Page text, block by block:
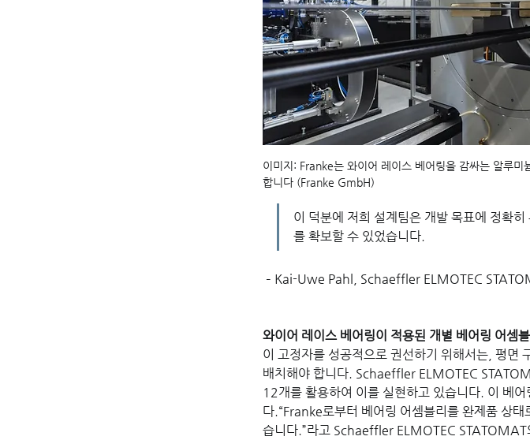
이미지: Franke는 와이어 레이스 베어링을 감싸는 알루
합니다 (Franke GmbH)
이 덕분에 저희 설계팀은 개발 목표에 정확
를 확보할 수 있었습니다.
– Kai-Uwe Pahl, Schaeffler ELMOTEC
와이어 레이스 베어링이 적용된 개별 베어링 어셈
이 고정자를 성공적으로 권선하기 위해서는, 평면
배치해야 합니다. Schaeffler ELMOTEC
12개를 활용하여 이를 실현하고 있습니다. 이 베
다.“Franke로부터 베어링 어셈블리를 완제품 상
습니다.”라고 Schaeffler ELMOTEC